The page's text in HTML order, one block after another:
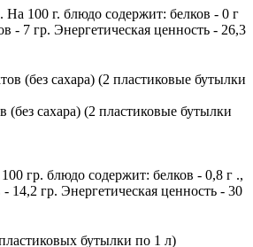
На 100 г. блюдо содержит: белков - 0 г
- 7 гр. Энергетическая ценность - 26,3
(без сахара) (2 пластиковые бутылки
гр. блюдо содержит: белков - 0,8 г .,
14,2 гр. Энергетическая ценность - 30